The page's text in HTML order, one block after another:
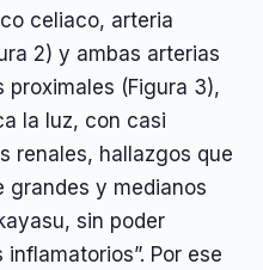
celiaco, arteria
2) y ambas arterias
proximales (Figura 3),
la luz, con casi
renales, hallazgos que
grandes y medianos
sin poder
Por ese